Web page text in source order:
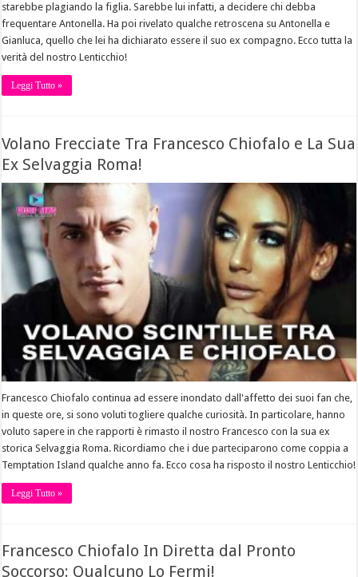
starebbe plagiando la figlia. Sarebbe lui infatti, a decidere chi debba
frequentare Antonella. Ha poi rivelato qualche retroscena su Antonella e
Gianluca, quello che lei ha dichiarato essere il suo ex compagno. Ecco tutta la
verità del nostro Lenticchio!
Leggi Tutto »
Volano Frecciate Tra Francesco Chiofalo e La Sua
Ex Selvaggia Roma!
Francesco Chiofalo continua ad essere inondato dall'affetto dei suoi fan che,
in queste ore, si sono voluti togliere qualche curiosità. In particolare, hanno
voluto sapere in che rapporti è rimasto il nostro Francesco con la sua ex
storica Selvaggia Roma. Ricordiamo che i due parteciparono come coppia a
Temptation Island qualche anno fa. Ecco cosa ha risposto il nostro Lenticchio!
Leggi Tutto »
Francesco Chiofalo In Diretta dal Pronto
Soccorso: Qualcuno Lo Fermi!